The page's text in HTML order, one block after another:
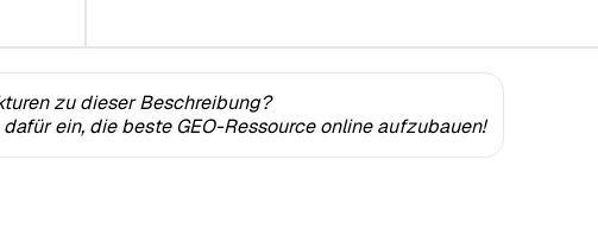
zu dieser Beschreibung?
ein, die beste GEO-Ressource online aufzubauen!